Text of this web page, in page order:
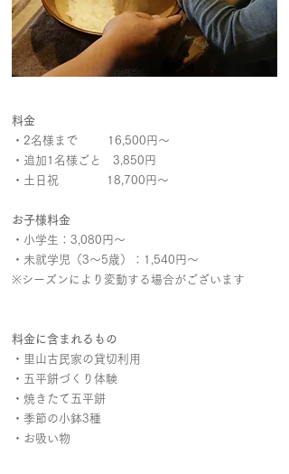
料金
・2名様まで 16,500円〜
・追加1名様ごと 3,850円
・土日祝 18,700円〜
お子様料金
・小学生：3,080円〜
​・未就学児（3〜5歳）：1,540円〜
※シーズンにより変動する場合がございます
料金に含まれるもの
​・里山古民家の貸切利用
・五平餅づくり体験
・焼きたて五平餅
・季節の小鉢3種
​・お吸い物